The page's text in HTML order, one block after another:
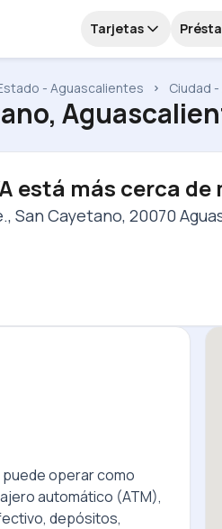
Tarjetas
- Aguascalientes Ciudad
está más cerca de
San Cayetano, 20070
puede operar como
automático (ATM),
depósitos,